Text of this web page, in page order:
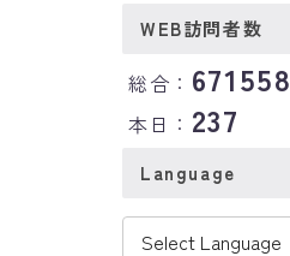
WEB訪問者数
総合： 671558
本日： 237
Language